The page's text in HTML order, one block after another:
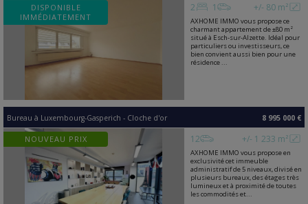
DISPONIBLE
IMMÉDIATEMENT
+/- 80 m²
2 1
AXHOME IMMO vous propose ce
charmant appartement de ±80 m²
situé à Esch-sur-Alzette. Idéal pour
particuliers ou investisseurs, ce
bien convient aussi bien pour une
résidence ...
Bureau à Luxembourg-Gasperich - Cloche d'or 8 995 000 €
NOUVEAU PRIX +/- 1 233 m²
12
AXHOME IMMO vous propose en
exclusivité cet immeuble
administratif de 5 niveaux, divisé en
plusieurs bureaux, des étages très
lumineux et à proximité de toutes
les commodités et...